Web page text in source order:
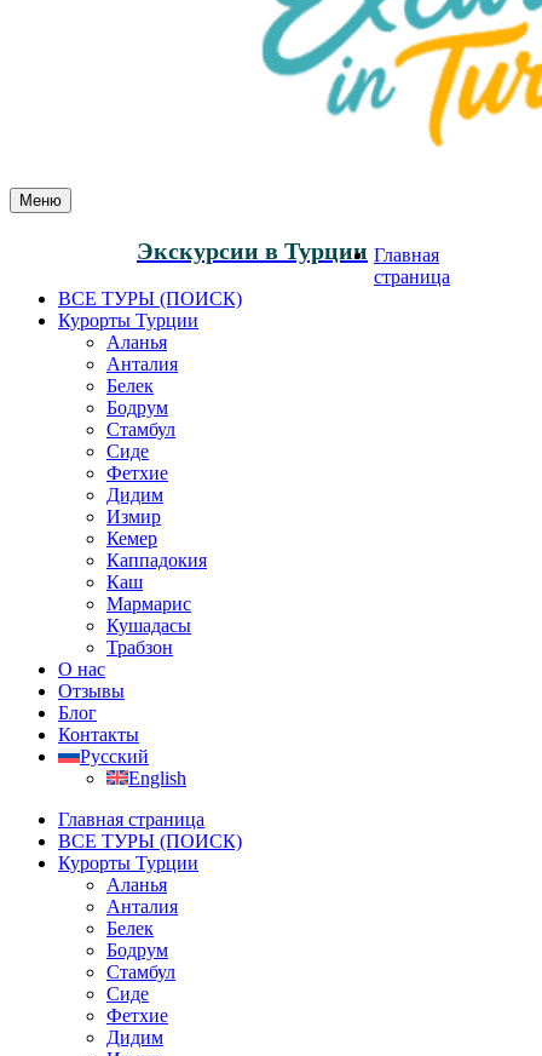
Меню
Экскурсии в Турции Главная
страница
ВСЕ ТУРЫ (ПОИСК)
Курорты Турции
Аланья
Анталия
Белек
Бодрум
Стамбул
Сиде
Фетхие
Дидим
Измир
Кемер
Каппадокия
Каш
Мармарис
Кушадасы
Трабзон
О нас
Отзывы
Блог
Контакты
Русский
English
Главная страница
ВСЕ ТУРЫ (ПОИСК)
Курорты Турции
Аланья
Анталия
Белек
Бодрум
Стамбул
Сиде
Фетхие
Дидим